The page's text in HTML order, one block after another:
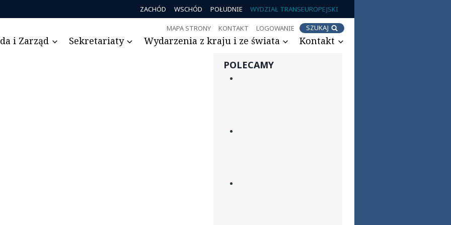
ZACHÓD WSCHÓD POŁUDNIE WYDZIAŁ TRANSEUROPEJSKI
MAPA STRONY KONTAKT LOGOWANIE SZUKAJ
i Zarząd Sekretariaty Wydarzenia z kraju i ze świata Kontakt
POLECAMY